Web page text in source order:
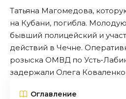
Татьяна Магомедова,
на Кубани, погибла.
бывший полицейский и
действий в Чечне.
розыска ОМВД по Усть-
задержали Олега Коваленко
Оглавление